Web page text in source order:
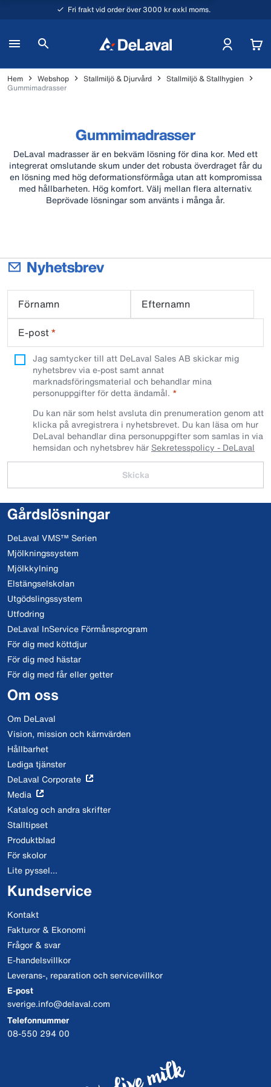
Fri frakt vid order över 3000 kr exkl moms.
Hem Webshop Stallmiljö & Djurvård
Stallmiljö & Stallhygien
Gummimadrasser
Gummimadrasser
DeLaval madrasser är en bekväm lösning för dina kor. Med ett
integrerat omslutande skum under det robusta överdraget får du
en lösning med hög deformationsförmåga utan att kompromissa
med hållbarheten. Hög komfort. Välj mellan flera alternativ.
Beprövade lösningar som använts i många år.
Nyhetsbrev
Förnamn
Efternamn
E-post*
Jag samtycker till att DeLaval Sales AB skickar mig
nyhetsbrev via e-post samt annat
marknadsföringsmaterial och behandlar mina
personuppgifter för detta ändamål.
Du kan när som helst avsluta din prenumeration genom att
klicka på avregistrera i nyhetsbrevet. Du kan läsa om hur
DeLaval behandlar dina personuppgifter som samlas in via
hemsidan och nyhetsbrev här Sekretesspolicy - DeLaval
Skicka
Gårdslösningar
DeLaval VMS™ Serien
Mjölkningssystem
Mjölkkylning
Elstängselskolan
Utgödslingssystem
Utfodring
DeLaval InService Förmånsprogram
För dig med köttdjur
För dig med hästar
För dig med får eller getter
Om oss
Om DeLaval
Vision, mission och kärnvärden
Hållbarhet
Lediga tjänster
DeLaval Corporate
Media
Katalog och andra skrifter
Stalltipset
Produktblad
För skolor
Lite pyssel...
Kundservice
Kontakt
Fakturor & Ekonomi
Frågor & svar
E-handelsvillkor
Leverans-, reparation och servicevillkor
E-post
sverige.info@delaval.com
Telefonnummer
08-550 294 00